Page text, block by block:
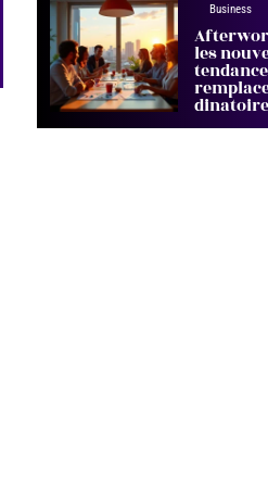
Business
les
dinatoire